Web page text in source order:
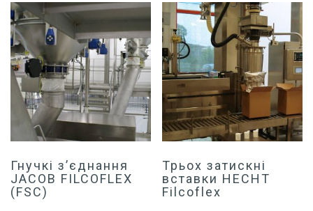
Гнучкі з’єднання
JACOB FILCOFLEX
(FSC)
Трьох затискні
вставки HECHT
Filcoflex